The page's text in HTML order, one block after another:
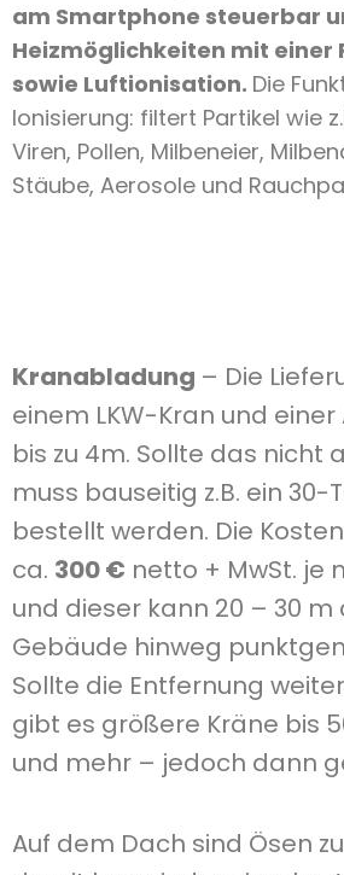
am Smartphone steuerbar
Heizmöglichkeiten mit einer
sowie Luftionisation. Die
Ionisierung: filtert Partikel wie
Viren, Pollen, Milbeneier,
Stäube, Aerosole und
Kranabladung – Die
einem LKW-Kran und
bis zu 4m. Sollte das nicht
muss bauseitig z.B. ein 30-
bestellt werden. Die
ca. 300 € netto + MwSt. je
und dieser kann 20 – 30 m
Gebäude hinweg
Sollte die Entfernung
gibt es größere Kräne bis
und mehr – jedoch dann
Auf dem Dach sind Ösen